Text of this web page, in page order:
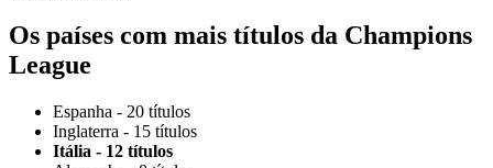
Os países com mais títulos da Champions
League
Espanha - 20 títulos
Inglaterra - 15 títulos
Itália - 12 títulos